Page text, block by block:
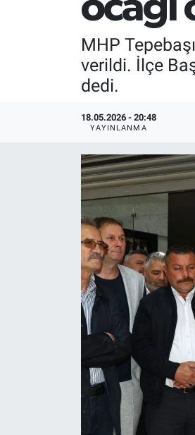
MHP
verildi. İlçe
dedi.
18.05.2026 - 20:48
YAYINLANMA
Ekonomi
Kütahya
Bilim ve Teknoloji
Son Dakika Haberleri
Haber Arşivi